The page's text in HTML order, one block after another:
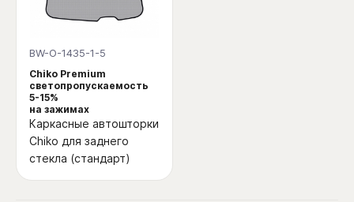
BW-O-1435-1-5
Chiko Premium
светопропускаемость
5-15%
на зажимах
Каркасные автошторки
Chiko для заднего
стекла (стандарт)